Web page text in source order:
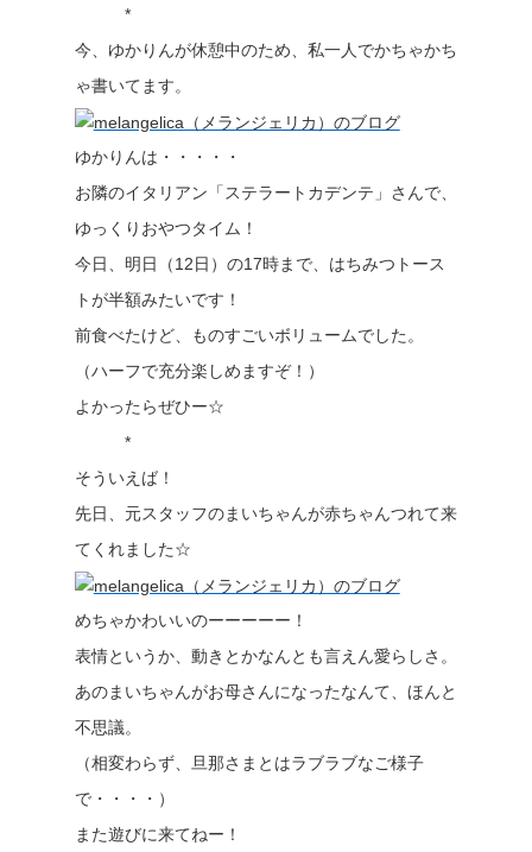
*
今、ゆかりんが休憩中のため、私一人でかちゃかち
ゃ書いてます。
ゆかりんは・・・・・
お隣のイタリアン「ステラートカデンテ」さんで、
ゆっくりおやつタイム！
今日、明日（12日）の17時まで、はちみつトース
トが半額みたいです！
前食べたけど、ものすごいボリュームでした。
（ハーフで充分楽しめますぞ！）
よかったらぜひー☆
*
そういえば！
先日、元スタッフのまいちゃんが赤ちゃんつれて来
てくれました☆
めちゃかわいいのーーーーー！
表情というか、動きとかなんとも言えん愛らしさ。
あのまいちゃんがお母さんになったなんて、ほんと
不思議。
（相変わらず、旦那さまとはラブラブなご様子
で・・・・）
また遊びに来てねー！